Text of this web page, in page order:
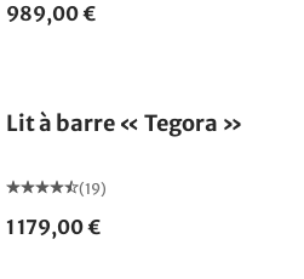
989,00 €
Lit à barre « Tegora »
(19)
1 179,00 €